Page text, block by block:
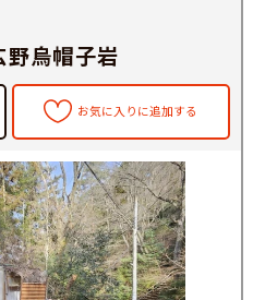
烏帽子岩
お気に入りに追加する